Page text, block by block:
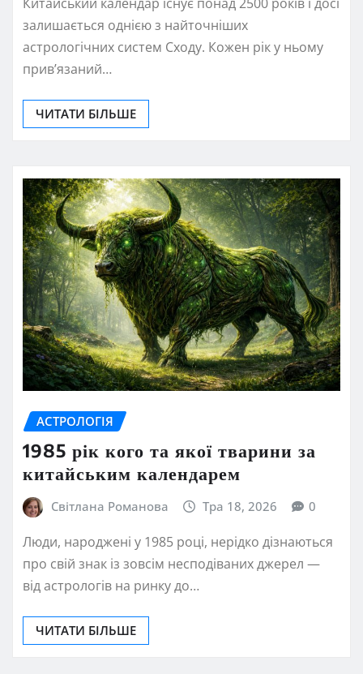
Китайський календар існує понад 2500 років і досі
залишається однією з найточніших
астрологічних систем Сходу. Кожен рік у ньому
прив’язаний…
ЧИТАТИ БІЛЬШЕ
АСТРОЛОГІЯ
1985 рік кого та якої тварини за
китайським календарем
Світлана Романова Тра 18, 2026 0
Люди, народжені у 1985 році, нерідко дізнаються
про свій знак із зовсім несподіваних джерел —
від астрологів на ринку до…
ЧИТАТИ БІЛЬШЕ